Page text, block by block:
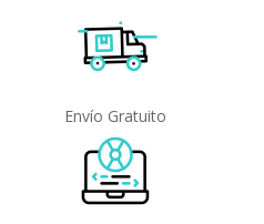
Envío Gratuito